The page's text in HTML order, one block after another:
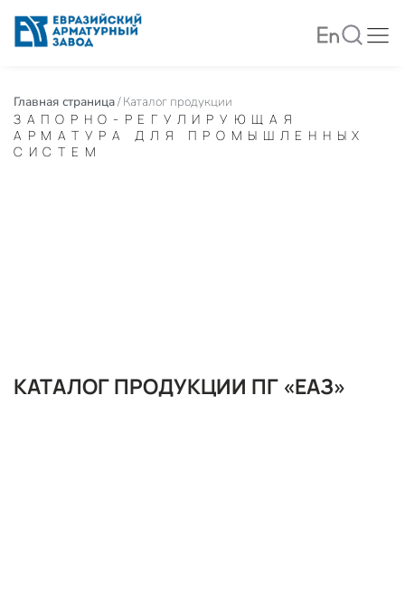
Главная страница/Каталог продукции
ЗАПОРНО-РЕГУЛИРУЮЩАЯ
АРМАТУРА ДЛЯ ПРОМЫШЛЕННЫХ
СИСТЕМ
КАТАЛОГ ПРОДУКЦИИ ПГ «ЕАЗ»